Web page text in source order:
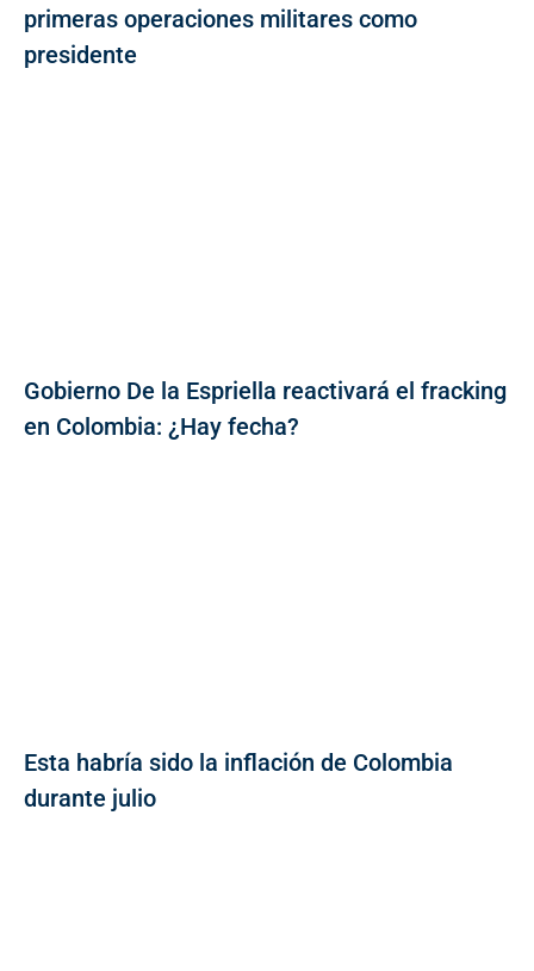
primeras operaciones militares como
presidente
Gobierno De la Espriella reactivará el fracking
en Colombia: ¿Hay fecha?
Esta habría sido la inflación de Colombia
durante julio